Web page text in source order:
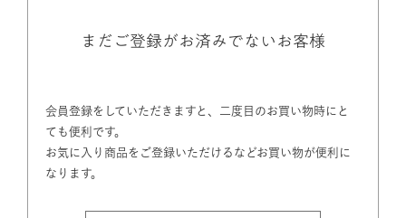
まだご登録がお済みでないお客様
会員登録をしていただきますと、二度目のお買い物時にと
ても便利です。
お気に入り商品をご登録いただけるなどお買い物が便利に
なります。